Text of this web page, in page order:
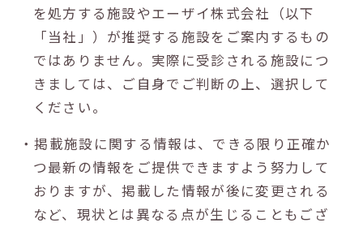
を処方する施設やエーザイ株式会社（以下
「当社」）が推奨する施設をご案内するもの
ではありません。実際に受診される施設につ
きましては、ご自身でご判断の上、選択して
ください。
・掲載施設に関する情報は、できる限り正確か
つ最新の情報をご提供できますよう努力して
おりますが、掲載した情報が後に変更される
など、現状とは異なる点が生じることもござ